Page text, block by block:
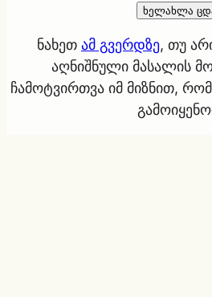
ხელახლა
ნახეთ ამ გვერდზე, თუ
აღნიშნული მასალის
ჩამოტვირთვა იმ მიზნით,